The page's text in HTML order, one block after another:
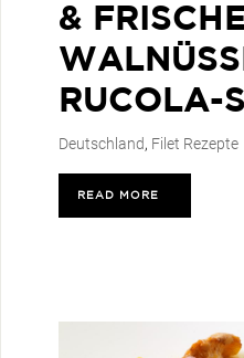
&
RUCOLA-
Deutschland, Filet Rezepte
READ MORE